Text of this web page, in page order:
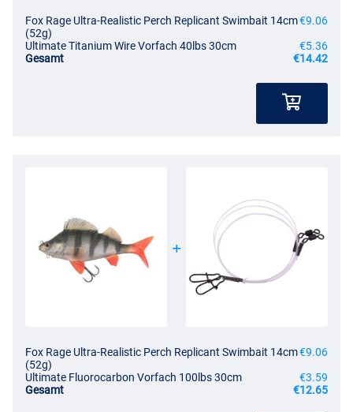
Fox Rage Ultra-Realistic Perch Replicant Swimbait 14cm
(52g)
€9.06
Ultimate Titanium Wire Vorfach 40lbs 30cm
€5.36
Gesamt
€14.42
Fox Rage Ultra-Realistic Perch Replicant Swimbait 14cm
(52g)
€9.06
Ultimate Fluorocarbon Vorfach 100lbs 30cm
€3.59
Gesamt
€12.65